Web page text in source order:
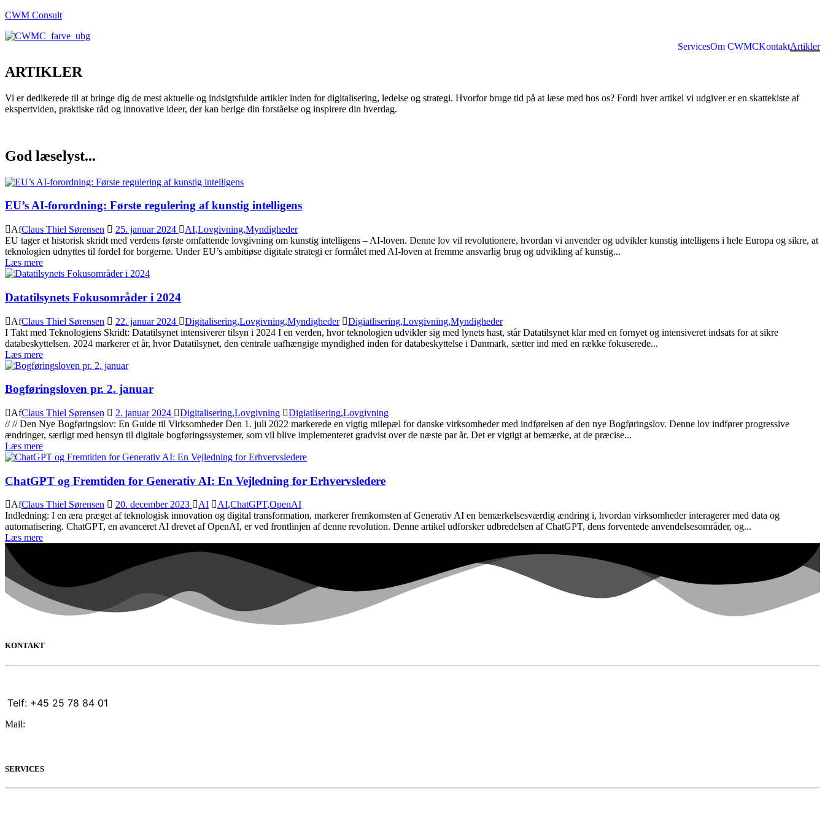
CWM Consult
ServicesOm CWMCKontaktArtikler
ARTIKLER
Vi er dedikerede til at bringe dig de mest aktuelle og indsigtsfulde artikler inden for digitalisering, ledelse og strategi. Hvorfor bruge tid på at læse med hos os? Fordi hver artikel vi udgiver er en skattekiste af
ekspertviden, praktiske råd og innovative ideer, der kan berige din forståelse og inspirere din hverdag.
God læselyst...
EU’s AI-forordning: Første regulering af kunstig intelligens
AfClaus Thiel Sørensen 25. januar 2024 AI,Lovgivning,Myndigheder
EU tager et historisk skridt med verdens første omfattende lovgivning om kunstig intelligens – AI-loven. Denne lov vil revolutionere, hvordan vi anvender og udvikler kunstig intelligens i hele Europa og sikre, at
teknologien udnyttes til fordel for borgerne. Under EU’s ambitiøse digitale strategi er formålet med AI-loven at fremme ansvarlig brug og udvikling af kunstig...
Læs mere
Datatilsynets Fokusområder i 2024
AfClaus Thiel Sørensen 22. januar 2024 Digitalisering,Lovgivning,Myndigheder Digiatlisering,Lovgivning,Myndigheder
I Takt med Teknologiens Skridt: Datatilsynet intensiverer tilsyn i 2024 I en verden, hvor teknologien udvikler sig med lynets hast, står Datatilsynet klar med en fornyet og intensiveret indsats for at sikre
databeskyttelsen. 2024 markerer et år, hvor Datatilsynet, den centrale uafhængige myndighed inden for databeskyttelse i Danmark, sætter ind med en række fokuserede...
Læs mere
Bogføringsloven pr. 2. januar
AfClaus Thiel Sørensen 2. januar 2024 Digitalisering,Lovgivning Digiatlisering,Lovgivning
// // Den Nye Bogføringslov: En Guide til Virksomheder Den 1. juli 2022 markerede en vigtig milepæl for danske virksomheder med indførelsen af den nye Bogføringslov. Denne lov indfører progressive
ændringer, særligt med hensyn til digitale bogføringssystemer, som vil blive implementeret gradvist over de næste par år. Det er vigtigt at bemærke, at de præcise...
Læs mere
ChatGPT og Fremtiden for Generativ AI: En Vejledning for Erhvervsledere
AfClaus Thiel Sørensen 20. december 2023 AI AI,ChatGPT,OpenAI
Indledning: I en æra præget af teknologisk innovation og digital transformation, markerer fremkomsten af Generativ AI en bemærkelsesværdig ændring i, hvordan virksomheder interagerer med data og
automatisering. ChatGPT, en avanceret AI drevet af OpenAI, er ved frontlinjen af denne revolution. Denne artikel udforsker udbredelsen af ChatGPT, dens forventede anvendelsesområder, og...
Læs mere
KONTAKT
Telf: +45 25 78 84 01
Mail:
SERVICES